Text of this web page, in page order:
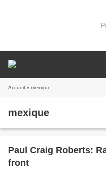
Accueil » mexique
mexique
Paul Craig Roberts:
front